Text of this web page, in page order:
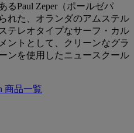
るPaul Zeper（ポールゼパ
れた、オランダのアムステル
テレオタイプなサーフ・カル
ントとして、クリーンなグラ
ンを使用したニュースクール
商品一覧